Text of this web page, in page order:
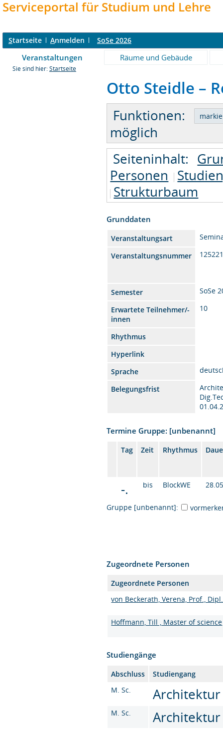
Serviceportal für Studium und Lehre
Startseite Anmelden SoSe 2026
Veranstaltungen Räume und Gebäude
Sie sind hier: Startseite
Otto Steidle –
Funktionen:
möglich
Seiteninhalt:
Personen
Strukturbaum
Grunddaten
Veranstaltungsart
Veranstaltungsnummer
Semester
SoSe
Erwartete Teilnehmer/-
innen
10
Rhythmus
Hyperlink
Sprache
Belegungsfrist
Termine Gruppe: [unbenannt]
Tag Zeit Rhythmus
-. bis BlockWE
Gruppe [unbenannt]:
Zugeordnete Personen
Zugeordnete Personen
von Beckerath, Verena, Prof.,
Hoffmann, Till , Master of science
Studiengänge
Abschluss
Studiengang
M. Sc.
Architektur
M. Sc. Architektur